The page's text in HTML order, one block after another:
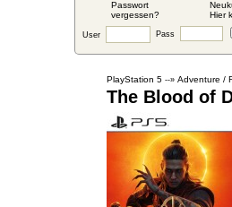
Passwort
vergessen?
Hier
User Pass
PlayStation 5--» Adventure /
The Blood of